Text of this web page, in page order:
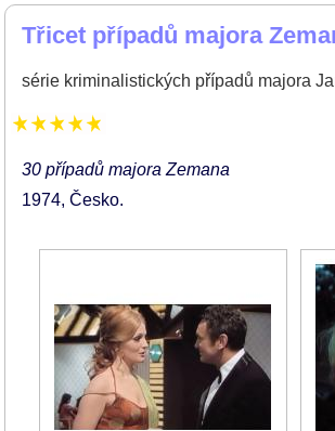
Třicet případů majora
série kriminalistických případů majora
30 případů majora Zemana
1974 Česko